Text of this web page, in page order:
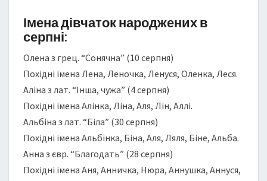
Імена дівчаток народжених в
серпні:
Олена з грец. “Сонячна” (10 серпня)
Похідні імена Лена, Леночка, Ленуся, Оленка, Леся.
Аліна з лат. “Інша, чужа” (4 серпня)
Похідні імена Алінка, Ліна, Аля, Лін, Аллі.
Альбіна з лат. “Біла” (30 серпня)
Похідні імена Альбінка, Біна, Аля, Ляля, Біне, Альба.
Анна з євр. “Благодать” (28 серпня)
Похідні імена Аня, Анничка, Нюра, Аннушка, Аннуся,